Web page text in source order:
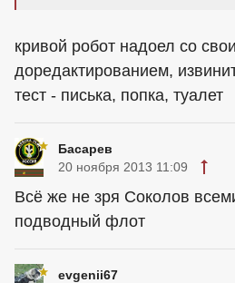
кривой робот надоел со
доредактированием,
тест - писька, попка, туалет
Басарев
20 ноября 2013 11:09
Всё же не зря Соколов
подводный флот
evgenii67